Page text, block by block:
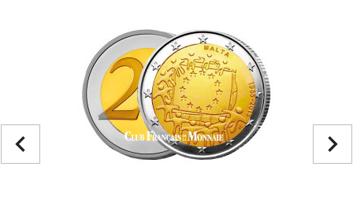
navigate_next
navigate_before